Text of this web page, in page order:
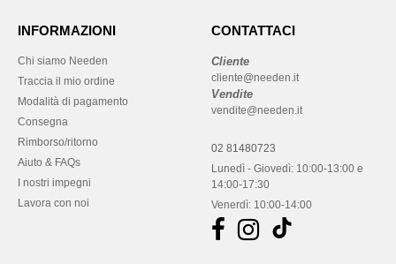
INFORMAZIONI
Chi siamo Needen
Traccia il mio ordine
Modalità di pagamento
Consegna
Rimborso/ritorno
Aiuto & FAQs
I nostri impegni
Lavora con noi
CONTATTACI
Cliente
cliente@needen.it
Vendite
vendite@needen.it
02 81480723
Lunedì - Giovedì: 10:00-13:00 e
14:00-17:30
Venerdì: 10:00-14:00